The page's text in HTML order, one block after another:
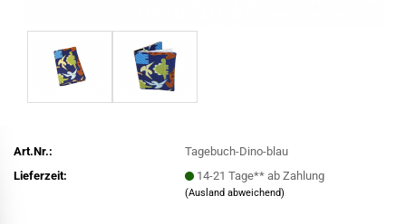
Art.Nr.:
Tagebuch-Dino-blau
Lieferzeit:
14-21 Tage** ab Zahlung
(Ausland abweichend)